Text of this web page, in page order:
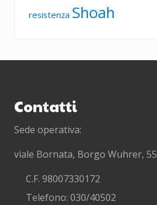
resistenza Shoah
Contatti
Sede operativa:
viale Bornata, Borgo Wuhrer,
C.F. 98007330172
Telefono: 030/40502